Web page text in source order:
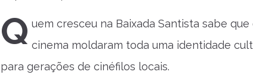
Q uem cresceu na Baixada Santista sabe
cinema moldaram toda uma identidade
para gerações de cinéfilos locais.